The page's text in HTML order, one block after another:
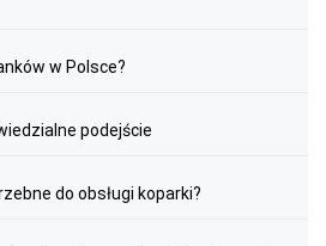
w Polsce?
podejście
do obsługi koparki?